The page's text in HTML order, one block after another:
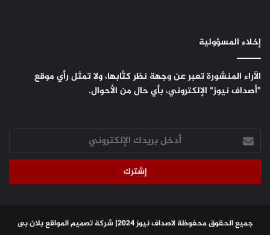
إخلاء المسؤولية
الآراء المنشورة تعبر عن وجهة نظر كتَّابها، ولا تمثل رأي موقع
"أصداف نيوز" الإلكتروني، بأي حال من الأحوال.
أدخل
بريدك
الإلكتروني
جميع الحقوق محفوظة لاصداف نيوز 2024| شركة تصميم المواقعبلان بى